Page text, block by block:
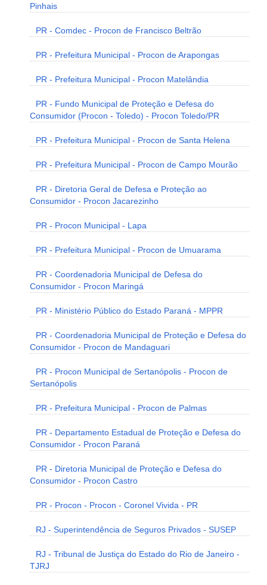
Pinhais
PR - Comdec - Procon de Francisco Beltrão
PR - Prefeitura Municipal - Procon de Arapongas
PR - Prefeitura Municipal - Procon Matelândia
PR - Fundo Municipal de Proteção e Defesa do
Consumidor (Procon - Toledo) - Procon Toledo/PR
PR - Prefeitura Municipal - Procon de Santa Helena
PR - Prefeitura Municipal - Procon de Campo Mourão
PR - Diretoria Geral de Defesa e Proteção ao
Consumidor - Procon Jacarezinho
PR - Procon Municipal - Lapa
PR - Prefeitura Municipal - Procon de Umuarama
PR - Coordenadoria Municipal de Defesa do
Consumidor - Procon Maringá
PR - Ministério Público do Estado Paraná - MPPR
PR - Coordenadoria Municipal de Proteção e Defesa do
Consumidor - Procon de Mandaguari
PR - Procon Municipal de Sertanópolis - Procon de
Sertanópolis
PR - Prefeitura Municipal - Procon de Palmas
PR - Departamento Estadual de Proteção e Defesa do
Consumidor - Procon Paraná
PR - Diretoria Municipal de Proteção e Defesa do
Consumidor - Procon Castro
PR - Procon - Procon - Coronel Vivida - PR
RJ - Superintendência de Seguros Privados - SUSEP
RJ - Tribunal de Justiça do Estado do Rio de Janeiro -
TJRJ